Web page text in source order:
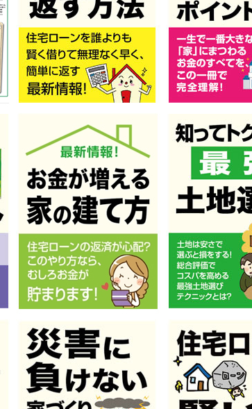
バルコニー防水保証10年間
10年間のバルコニー防水保証が
クラック、水漏れ等、防水性能
「アフターメンテナ
1年・5年・10年の定期点
この定期点検はあくまでもウイ
外の時にもトラブルが起きた際
10年間の水漏れ緊急駆け
急を要する水漏れには専用の24